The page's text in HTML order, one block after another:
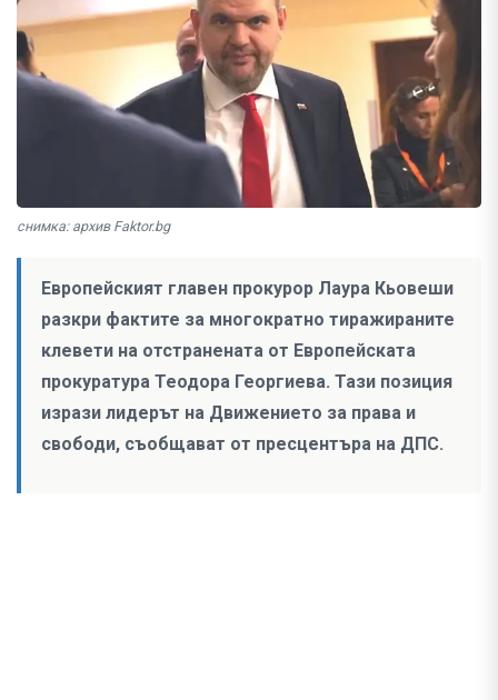
снимка: архив Faktor.bg
Европейският главен прокурор Лаура Кьовеши
разкри фактите за многократно тиражираните
клевети на отстранената от Европейската
прокуратура Теодора Георгиева. Тази позиция
изрази лидерът на Движението за права и
свободи, съобщават от пресцентъра на ДПС.